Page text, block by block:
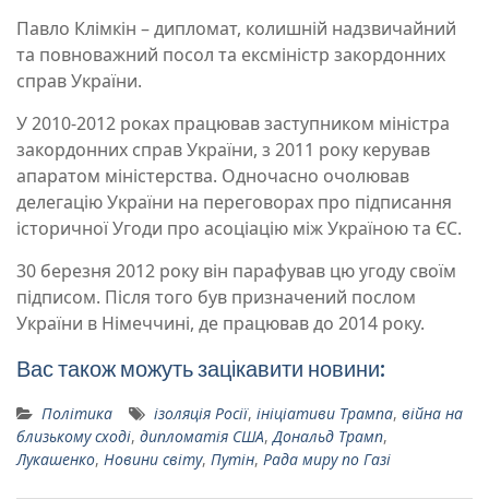
Павло Клімкін – дипломат, колишній надзвичайний
та повноважний посол та ексміністр закордонних
справ України.
У 2010-2012 роках працював заступником міністра
закордонних справ України, з 2011 року керував
апаратом міністерства. Одночасно очолював
делегацію України на переговорах про підписання
історичної Угоди про асоціацію між Україною та ЄС.
30 березня 2012 року він парафував цю угоду своїм
підписом. Після того був призначений послом
України в Німеччині, де працював до 2014 року.
Вас також можуть зацікавити новини:
Політика ізоляція Росії, ініціативи Трампа, війна на
близькому сході, дипломатія США,Дональд Трамп,
Лукашенко, Новини світу, Путін, Рада миру по Газі